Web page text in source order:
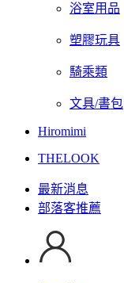
浴室用品
塑膠玩具
騎乘類
文具/書包
Hiromimi
THELOOK
最新消息
部落客推薦